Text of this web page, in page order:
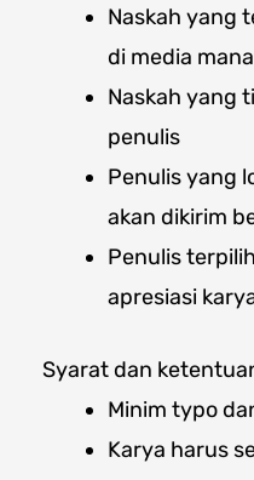
Naskah yang
di media
Naskah yang
penulis
Penulis yang
akan dikirim
Penulis
apresiasi
Syarat dan
Minim typo
Karya harus